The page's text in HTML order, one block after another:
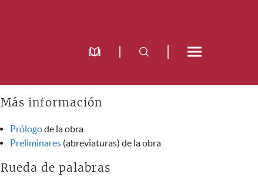
Más información
Prólogode la obra
Preliminares (abreviaturas) de la obra
Rueda de palabras